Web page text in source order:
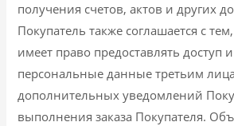
получения счетов, актов и других
Покупатель также соглашается с
имеет право предоставлять доступ
персональные данные третьим
дополнительных уведомлений
выполнения заказа Покупателя.